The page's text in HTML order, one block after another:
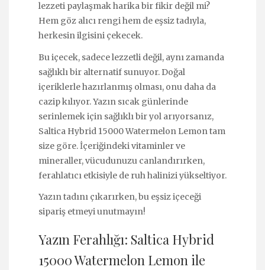
lezzeti paylaşmak harika bir fikir değil mi?
Hem göz alıcı rengi hem de eşsiz tadıyla,
herkesin ilgisini çekecek.
Bu içecek, sadece lezzetli değil, aynı zamanda
sağlıklı bir alternatif sunuyor. Doğal
içeriklerle hazırlanmış olması, onu daha da
cazip kılıyor. Yazın sıcak günlerinde
serinlemek için sağlıklı bir yol arıyorsanız,
Saltica Hybrid 15000 Watermelon Lemon tam
size göre. İçeriğindeki vitaminler ve
mineraller, vücudunuzu canlandırırken,
ferahlatıcı etkisiyle de ruh halinizi yükseltiyor.
Yazın tadını çıkarırken, bu eşsiz içeceği
sipariş etmeyi unutmayın!
Yazın Ferahlığı: Saltica Hybrid
15000 Watermelon Lemon ile